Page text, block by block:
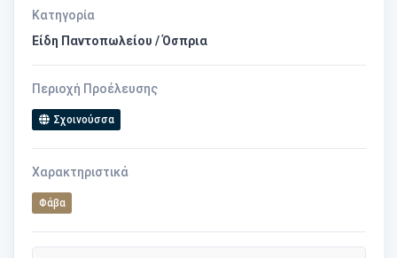
Κατηγορία
Είδη Παντοπωλείου / Όσπρια
Περιοχή Προέλευσης
Σχοινούσσα
Χαρακτηριστικά
Φάβα